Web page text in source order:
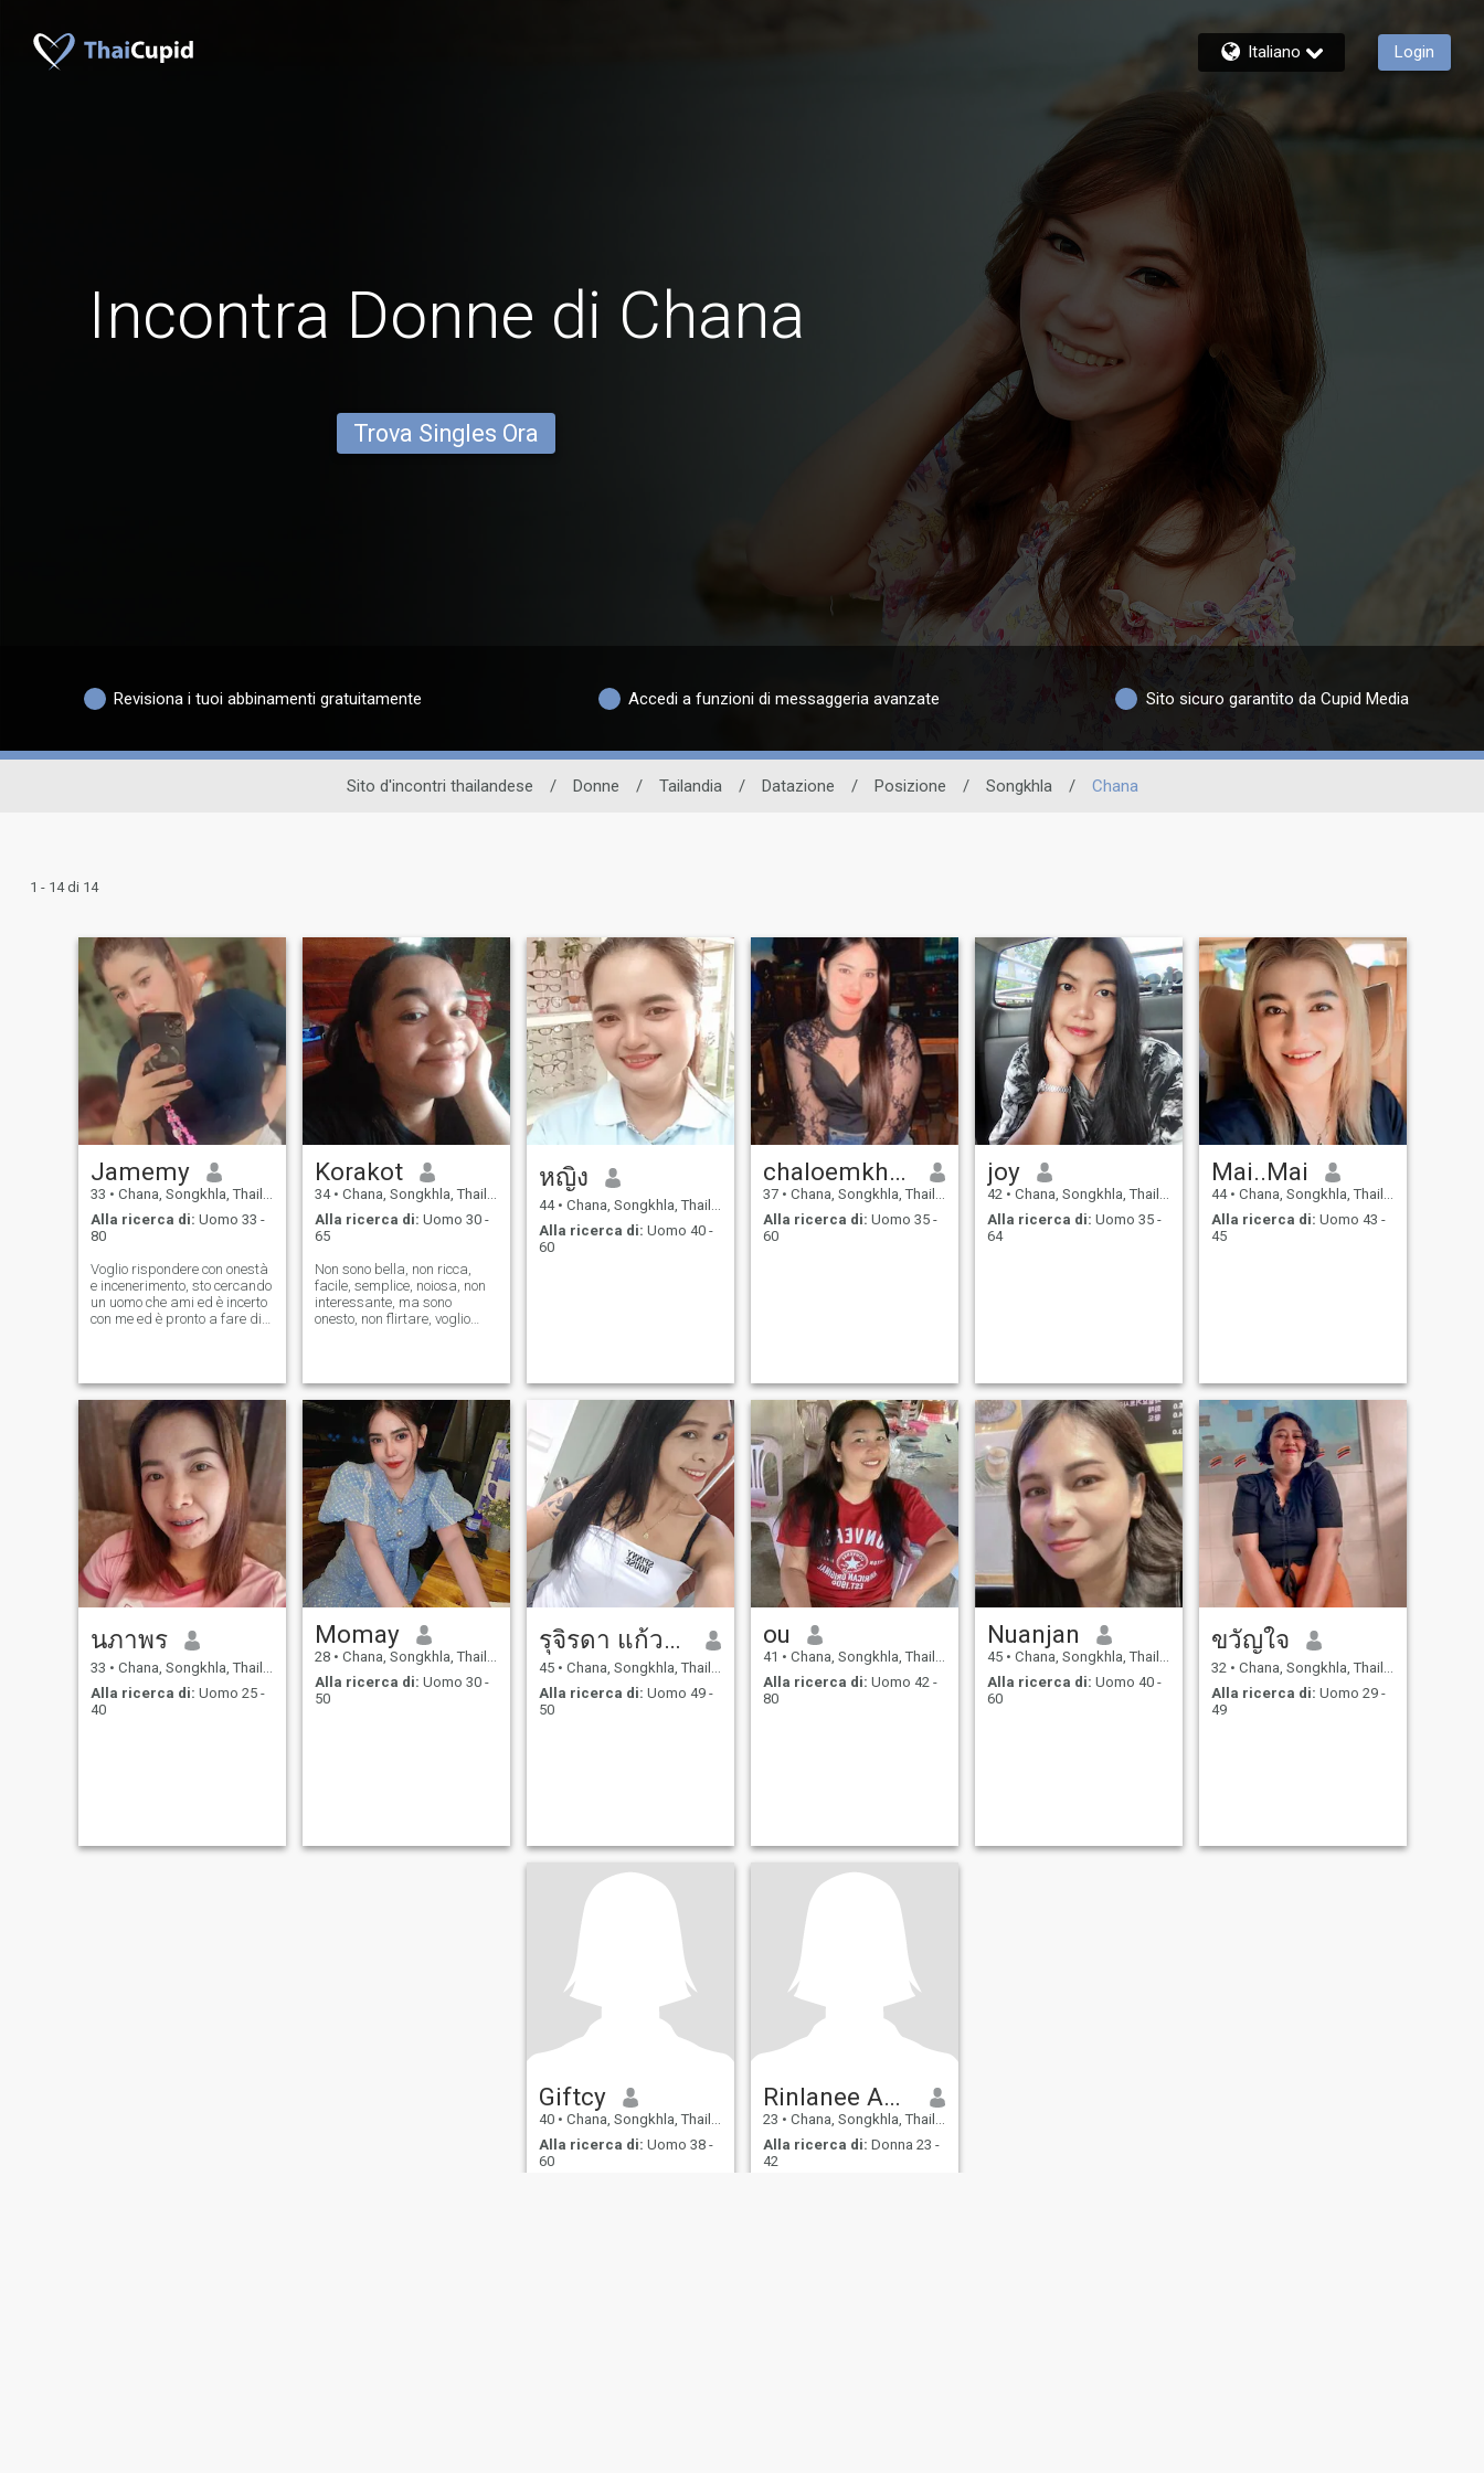
Italiano Login
Incontra Donne di Chana
Trova Singles Ora
Revisiona i tuoi abbinamenti gratuitamente Accedi a funzioni di messaggeria avanzate Sito sicuro garantito da Cupid Media
Sito d'incontri thailandese / Donne / Tailandia / Datazione / Posizione / Songkhla / Chana
1 - 14 di 14
Jamemy
33 • Chana, Songkhla, Thailandia
Alla ricerca di: Uomo 33 -
80
Voglio rispondere con onestà
e incenerimento, sto cercando
un uomo che ami ed è incerto
con me ed è pronto a fare di
Korakot
34 • Chana, Songkhla, Thailandia
Alla ricerca di: Uomo 30 -
65
Non sono bella, non ricca,
facile, semplice, noiosa, non
interessante, ma sono
onesto, non flirtare, voglio
หญิง
44 • Chana, Songkhla, Thailandia
Alla ricerca di: Uomo 40 -
60
chaloemkhwan
37 • Chana, Songkhla, Thailandia
Alla ricerca di: Uomo 35 -
60
joy
42 • Chana, Songkhla, Thailandia
Alla ricerca di: Uomo 35 -
64
Mai..Mai
44 • Chana, Songkhla, Thailandia
Alla ricerca di: Uomo 43 -
45
นภาพร
33 • Chana, Songkhla, Thailandia
Alla ricerca di: Uomo 25 -
40
Momay
28 • Chana, Songkhla, Thailandia
Alla ricerca di: Uomo 30 -
50
รุจิรดา แก้วทอง
45 • Chana, Songkhla, Thailandia
Alla ricerca di: Uomo 49 -
50
ou
41 • Chana, Songkhla, Thailandia
Alla ricerca di: Uomo 42 -
80
Nuanjan
45 • Chana, Songkhla, Thailandia
Alla ricerca di: Uomo 40 -
60
ขวัญใจ
32 • Chana, Songkhla, Thailandia
Alla ricerca di: Uomo 29 -
49
Giftcy
40 • Chana, Songkhla, Thailandia
Alla ricerca di: Uomo 38 -
60
Rinlanee Amrapan
23 • Chana, Songkhla, Thailandia
Alla ricerca di: Donna 23 -
42